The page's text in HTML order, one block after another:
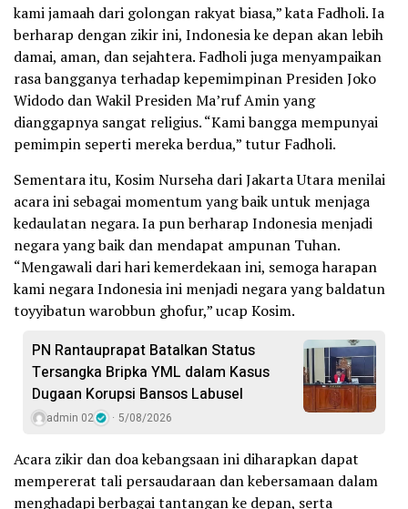
kami jamaah dari golongan rakyat biasa,” kata Fadholi. Ia
berharap dengan zikir ini, Indonesia ke depan akan lebih
damai, aman, dan sejahtera. Fadholi juga menyampaikan
rasa bangganya terhadap kepemimpinan Presiden Joko
Widodo dan Wakil Presiden Ma’ruf Amin yang
dianggapnya sangat religius. “Kami bangga mempunyai
pemimpin seperti mereka berdua,” tutur Fadholi.
Sementara itu, Kosim Nurseha dari Jakarta Utara menilai
acara ini sebagai momentum yang baik untuk menjaga
kedaulatan negara. Ia pun berharap Indonesia menjadi
negara yang baik dan mendapat ampunan Tuhan.
“Mengawali dari hari kemerdekaan ini, semoga harapan
kami negara Indonesia ini menjadi negara yang baldatun
toyyibatun warobbun ghofur,” ucap Kosim.
PN Rantauprapat Batalkan Status
Tersangka Bripka YML dalam Kasus
Dugaan Korupsi Bansos Labusel
admin 02 5/08/2026
Acara zikir dan doa kebangsaan ini diharapkan dapat
mempererat tali persaudaraan dan kebersamaan dalam
menghadapi berbagai tantangan ke depan, serta